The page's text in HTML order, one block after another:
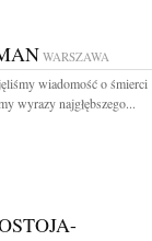
WARSZAWA
wiadomość o śmierci
wyrazy najgłębszego...